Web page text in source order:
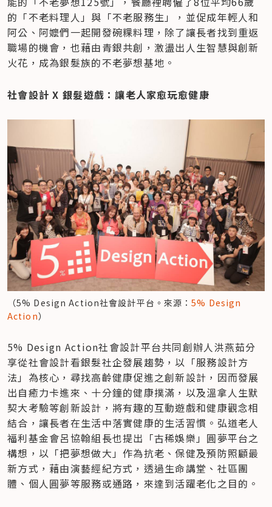
的「不老料理人」與「不老服務生」，並促成年輕人和
阿公、阿嬤們一起開發碗粿料理，除了讓長者找到重返
職場的機會，也藉由青銀共創，激盪出人生智慧與創新
火花，成為銀髮族的不老夢想基地。
社會設計 X 銀髮遊戲：讓老人家愈玩愈健康
（5% Design Action社會設計平台。來源：5% Design
Action）
5% Design Action社會設計平台共同創辦人洪燕茹分
享從社會設計看銀髮社企發展趨勢，以「服務設計方
法」為核心，尋找高齡健康促進之創新設計，因而發展
出自癒力卡進來、十分鐘的健康撲滿，以及溫拿人生默
契大考驗等創新設計，將有趣的互動遊戲和健康觀念相
結合，讓長者在生活中落實健康的生活習慣。弘道老人
福利基金會呂協翰組長也提出「古稀娛樂」圓夢平台之
構想，以「把夢想做大」作為抗老、保健及預防照顧最
新方式，藉由演藝經紀方式，透過生命講堂、社區團
體、個人圓夢等服務或通路，來達到活躍老化之目的。